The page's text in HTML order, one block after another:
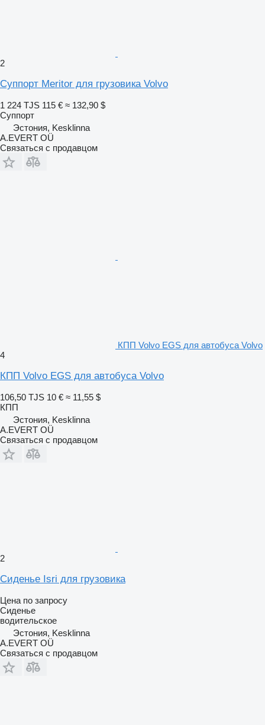
2
Суппорт Meritor для грузовика Volvo
1 224 TJS 115 € ≈ 132,90 $
Суппорт
Эстония, Kesklinna
A.EVERT OÜ
Связаться с продавцом
КПП Volvo EGS для автобуса Volvo
4
КПП Volvo EGS для автобуса Volvo
106,50 TJS 10 € ≈ 11,55 $
КПП
Эстония, Kesklinna
A.EVERT OÜ
Связаться с продавцом
2
Сиденье Isri для грузовика
Цена по запросу
Сиденье
водительское
Эстония, Kesklinna
A.EVERT OÜ
Связаться с продавцом